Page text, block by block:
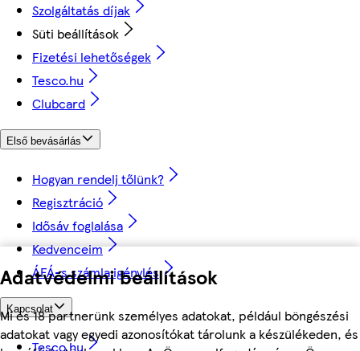
Adatvédelmi beállítások
Mi és 18 partnerünk személyes adatokat, például böngészési
adatokat vagy egyedi azonosítókat tárolunk a készülékeden, és
Szolgáltatás díjak
Süti beállítások
Fizetési lehetőségek
Tesco.hu
Clubcard
Első bevásárlás
Hogyan rendelj tőlünk?
Regisztráció
Idősáv foglalása
Kedvenceim
ÁFÁ-s számla igénylés
Kapcsolat
Tesco.hu